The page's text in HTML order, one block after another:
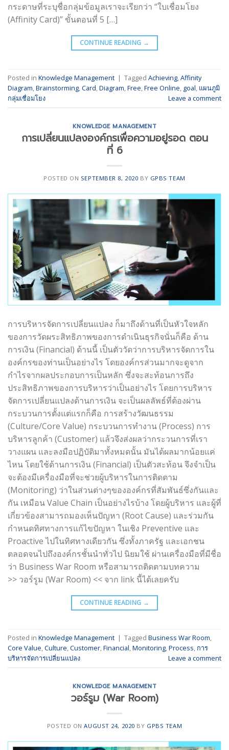
กระดาษที่ระบุชื่อกลุ่มข้อมูลเราจะเรียกว่า “ใบเชื่อมโยง
(Affinity Card)” ขั้นตอนที่ 5 […]
CONTINUE READING →
Posted in Knowledge Management | Tagged Achieving,Affinity
Diagram,Brainstorming,Card,Diagram,Free,Free Online, goal, แผนภูมิ
กลุ่มเชื่อมโยง
Leave a comment
KNOWLEDGE MANAGEMENT
การเปลี่ยนแปลงองค์กรเพื่อความอยู่รอด ตอน
ที่ 6
POSTED ON SEPTEMBER 8, 2020 BY GPBS TEAM
การบริหารจัดการเปลี่ยนแปลง ก็มาถึงด้านที่เป็นหัวใจหลัก
ของการวัดผระสิทธิภาพของการดำเนินธุรกิจนั่นก็คือ ด้าน
การเงิน (Financial) ด้านนี้ เป็นตัววัดว่าการบริหารจัดการใน
องค์กรของท่านเป็นอย่างไร โดยองค์กรส่วนมากจะดูจาก
กำไรจากผลประกอบการเป็นหลัก ซึ่งจะสะท้อนการถึง
ประสิทธิภาพของการบริหารว่าเป็นอย่างไร โดยการบริหาร
จัดการเปลี่ยนแปลงด้านการเงิน จะเป็นผลลัพธ์ที่ต้องผ่าน
กระบวนการตั้งแต่แรกก็คือ การสร้างวัฒนธรรม
(Culture/Core Value) กระบวนการทำงาน (Process) การ
บริหารลูกค้า (Customer) แล้วจึงส่งผลว่ากระวนการที่เรา
วางแผน และลงมือปฏิบัติมาทั้งหมดนั้น มันได้ผลมากน้อยแค่
ไหน โดยใช้ด้านการเงิน (Financial) เป็นตัวสะท้อน จึงจำเป็น
จะต้องมีเครื่องมือที่จะช่วยผู้บริหารในการติดตาม
(Monitoring) ว่าในส่วนต่างๆขององค์กรที่สัมพันธ์ซึ่งกันและ
กัน เหมือน Value Chain เป็นอย่างไรบ้าง โดยผู้บริหาร และผู้ที่
เกี่ยวข้องสามารถมองเห็นปัญหา (Root Cause) และร่วมกัน
กำหนดทิศทางการแก้ไขปัญหา ในเชิง Preventive และ
Proactive ไปในทิศทางเดียวกัน ซึ่งทั้งภาครัฐ และเอกชน
ตลอดจนไปถึงองค์กรชั้นนำทั่วไป นิยมใช้ ผ่านเครื่องมือที่มีชื่อ
ว่า Business War Room หรือสามารถติดตามบทความ
>> วอร์รูม (War Room) << จาก link นี้ได้เลยครับ
CONTINUE READING →
Posted in Knowledge Management | Tagged Business War Room,
Core Value,Culture,Customer,Financial,Monitoring,Process, การ
บริหารจัดการเปลี่ยนแปลง
Leave a comment
KNOWLEDGE MANAGEMENT
วอร์รูม (War Room)
POSTED ONAUGUST 24, 2020 BY GPBS TEAM